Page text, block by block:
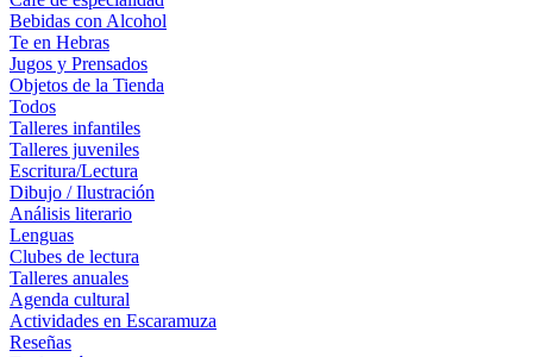
Bebidas con Alcohol
Te en Hebras
Jugos y Prensados
Objetos de la Tienda
Todos
Talleres infantiles
Talleres juveniles
Escritura/Lectura
Dibujo / Ilustración
Análisis literario
Lenguas
Clubes de lectura
Talleres anuales
Agenda cultural
Actividades en Escaramuza
Reseñas